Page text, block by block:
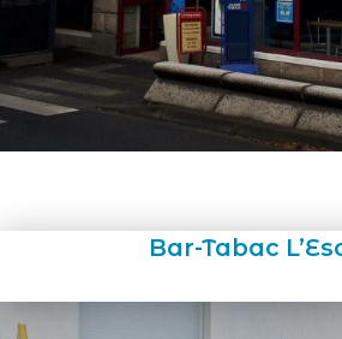
Bar-Tabac